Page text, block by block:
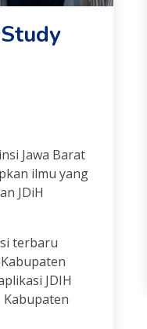
Jawa Barat
ilmu yang
JDiH
terbaru
JDIH